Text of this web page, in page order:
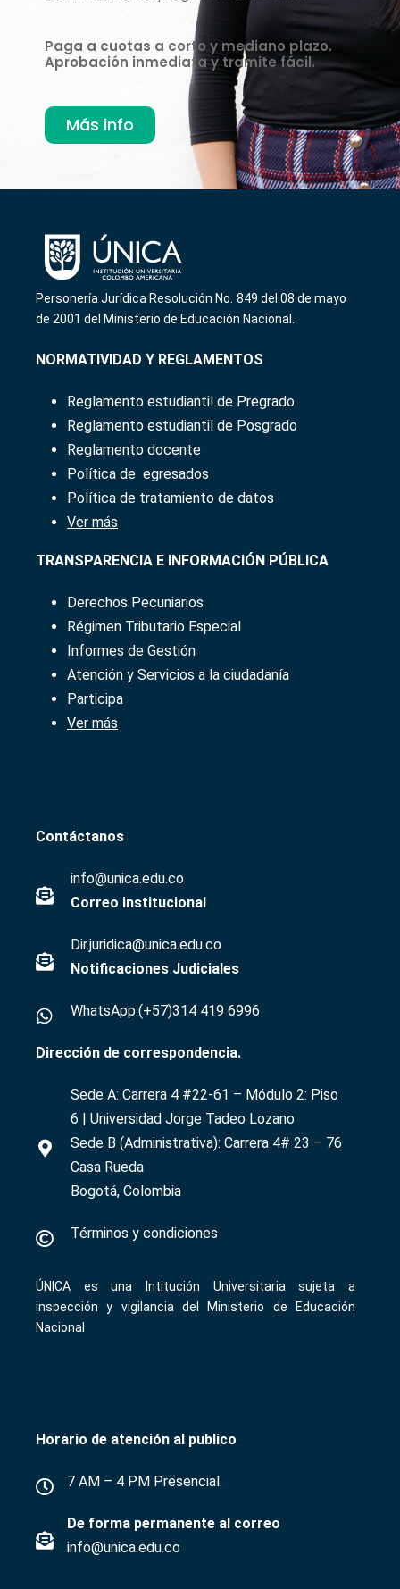
Paga a cuotas a corto y mediano plazo.
Aprobación inmediata y tramite fácil.
Más info
Personería Jurídica Resolución No. 849 del 08 de mayo
de 2001 del Ministerio de Educación Nacional.
NORMATIVIDAD Y REGLAMENTOS
Reglamento estudiantil​ de Pregrado
Reglamento estudiantil de Posgrado
Reglamento docente
Política de egresados
Política de tratamiento de datos
Ver más
TRANSPARENCIA E INFORMACIÓN PÚBLICA
Derechos Pecuniarios
Régimen Tributario Especial
Informes de Gestión
Atención y Servicios a la ciudadanía
Participa
Ver más
Contáctanos
info@unica.edu.co
Correo institucional
Dir.juridica@unica.edu.co
Notificaciones Judiciales
WhatsApp:(+57)314 419 6996
Dirección de correspondencia.
Sede A: Carrera 4 #22-61 – Módulo 2: Piso
6 | Universidad Jorge Tadeo Lozano
Sede B (Administrativa): Carrera 4# 23 – 76
Casa Rueda
Bogotá, Colombia
Términos y condiciones
ÚNICA es una Intitución Universitaria sujeta a
inspección y vigilancia del Ministerio de Educación
Nacional
Horario de atención al publico
7 AM – 4 PM Presencial.
De forma permanente al correo
info@unica.edu.co